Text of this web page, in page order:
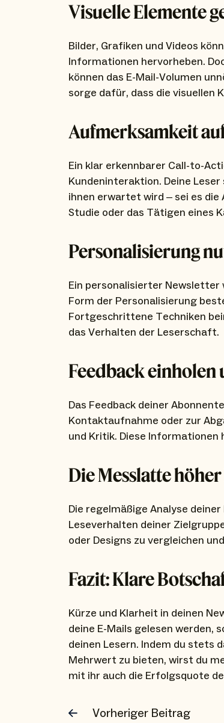
Visuelle Elemente
Bilder, Grafiken und Videos
Informationen hervorheben.
können das E-Mail-Volumen
sorge dafür, dass die visuellen
Aufmerksamkeit
Ein klar erkennbarer Call-to-
Kundeninteraktion. Deine
ihnen erwartet wird – sei es
Studie oder das Tätigen eines
Personalisierung
Ein personalisierter
Form der Personalisierung
Fortgeschrittene Techniken
das Verhalten der Leserschaft.
Feedback einholen
Das Feedback deiner
Kontaktaufnahme oder zur
und Kritik. Diese
Die Messlatte
Die regelmäßige Analyse
Leseverhalten deiner
oder Designs zu vergleichen
Fazit: Klare
Kürze und Klarheit in deinen
deine E-Mails gelesen werden,
deinen Lesern. Indem du stets
Mehrwert zu bieten, wirst du
mit ihr auch die Erfolgsquote
Vorheriger Beitrag